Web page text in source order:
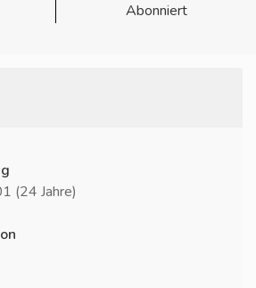
Abonniert
(24 Jahre)